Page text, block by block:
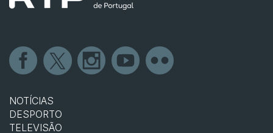
NOTÍCIAS
DESPORTO
TELEVISÃO